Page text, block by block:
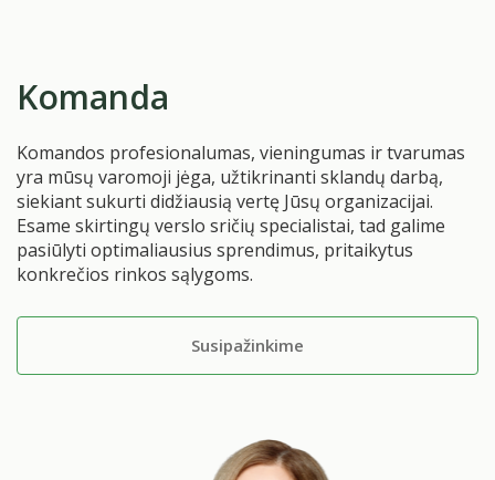
Komanda
Komandos profesionalumas, vieningumas ir tvarumas
yra mūsų varomoji jėga, užtikrinanti sklandų darbą,
siekiant sukurti didžiausią vertę Jūsų organizacijai.
Esame skirtingų verslo sričių specialistai, tad galime
pasiūlyti optimaliausius sprendimus, pritaikytus
konkrečios rinkos sąlygoms.
Susipažinkime